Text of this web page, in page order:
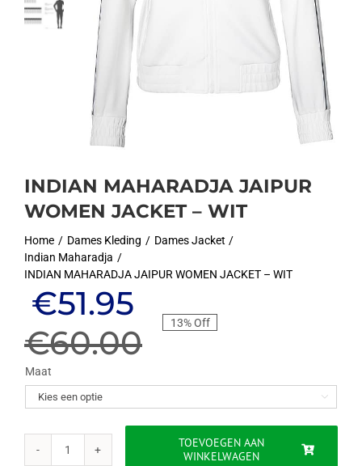
INDIAN MAHARADJA JAIPUR
WOMEN JACKET – WIT
Home Dames Kleding
Dames Jacket
Indian Maharadja
INDIAN MAHARADJA JAIPUR WOMEN JACKET – WIT
€60.00
Oorspronkelijke
prijs
was:
€60.00.
€51.95
Huidige
prijs
is:
€51.95.
13% Off
Maat

INDIAN
TOEVOEGEN AAN
WINKELWAGEN